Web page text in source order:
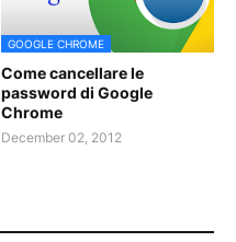
GOOGLE CHROME
Come cancellare le
password di Google
Chrome
December 02, 2012